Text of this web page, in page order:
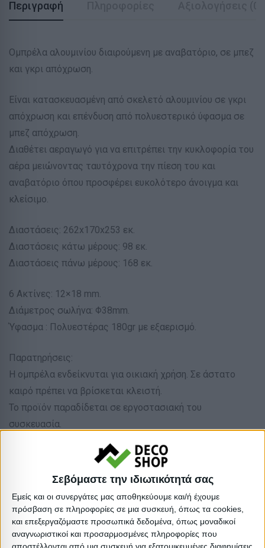
Σεβόμαστε την ιδιωτικότητά σας
Εμείς και οι συνεργάτες μας αποθηκεύουμε και/ή έχουμε
πρόσβαση σε πληροφορίες σε μια συσκευή, όπως τα cookies,
και επεξεργαζόμαστε προσωπικά δεδομένα, όπως μοναδικοί
αναγνωριστικοί και προσαρμοσμένες πληροφορίες που
Περιγραφή
Ομπρέλα αλουμινίου διαιρούμενη με αναβατόριο, σε μπεζ
και γκρι απόχρωση.
Είναι κατασκευασμένη από σκελετό αλουμινίου σε γκρι
απόχρωση και επένδυση από πολυεστερικό ύφασμα σε
μπεζ απόχρωση.
Διαθέτει αεραγωγό για να επιτρέπει την κυκλοφορία του
αέρα μειώνοντας ταυτόχρονα την πίεση του και
αναβατόριο όπου προσφέρει ευκολότερο άνοιγμα και
κλείσιμο.
Διαστάσεις: 262x170x253 εκ.
Διαστάσεις κάτω μέρους: 98 εκ.
Διαστάσεις πάνω μέρους: 168 εκ.
6 Ακτίνες: 12×18 mm.
Διάμετρος σωλήνα: Φ38mm.
Ύφασμα : Πολυεστέρας 180gr με εξαερισμό.
Παρατηρήσεις:
Η ομπρέλα ενδείκνυται για οικιακή χρήση. Σε άστατο
καιρό πρέπει να βρίσκεται κλειστή.
Το προϊόν παραδίδεται σε εργοστασιακή του
συσκευασία.
Υλικό: Αλουμίνιο
Απόχρωση: Μπεζ
Βαρος: 5.5kg
Όγκος: 0.033 m³